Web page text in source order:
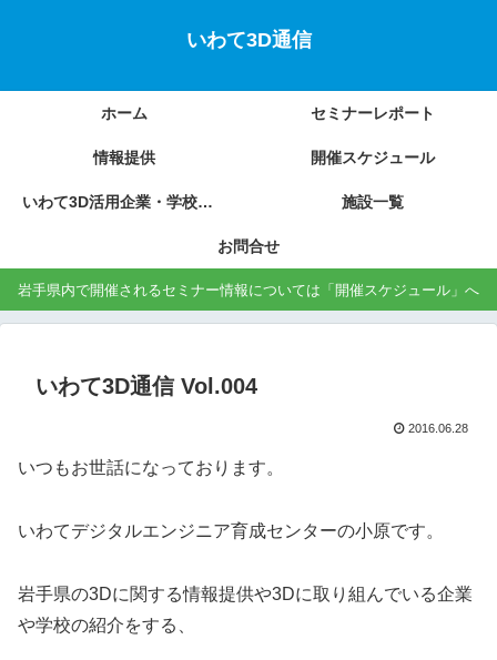
いわて3D通信
ホーム セミナーレポート
情報提供 開催スケジュール
いわて3D活用企業・学校の紹介 施設一覧
お問合せ
岩手県内で開催されるセミナー情報については「開催スケジュール」へ
いわて3D通信 Vol.004
2016.06.28
いつもお世話になっております。
いわてデジタルエンジニア育成センターの小原です。
岩手県の3Dに関する情報提供や3Dに取り組んでいる企業
や学校の紹介をする、